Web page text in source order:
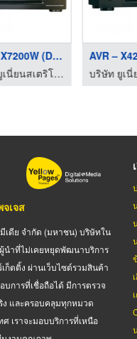
AVR – X7200W (DENON)
บริษัท ยูเนี่ยนสเตริโอ จำกัด
เจส
เดีย จำกัด (มหาชน) บริษัทใน
ผู้นำที่ไม่เคยหยุดพัฒนาบริการ
ตติ้ง ผ่านเว็บไซต์รวมสินค้า
บการที่เชื่อถือได้ มีการตรวจ
และครอบคลุมทุกหมวด
เราจะมอบบริการที่เหนือ